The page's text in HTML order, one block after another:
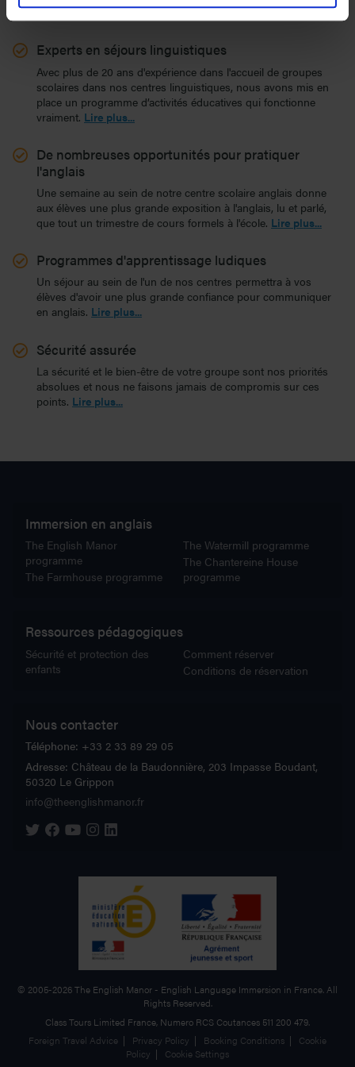
séjour.Lire plus...
Experts en séjours linguistiques
Avec plus de 20 ans d'expérience dans l'accueil de groupes
scolaires dans nos centres linguistiques, nous avons mis en
place un programme d’activités éducatives qui fonctionne
vraiment. Lire plus...
De nombreuses opportunités pour pratiquer
l'anglais
Une semaine au sein de notre centre scolaire anglais donne
aux élèves une plus grande exposition à l'anglais, lu et parlé,
que tout un trimestre de cours formels à l'école. Lire plus...
Programmes d'apprentissage ludiques
Un séjour au sein de l'un de nos centres permettra à vos
élèves d'avoir une plus grande confiance pour communiquer
en anglais. Lire plus...
Sécurité assurée
La sécurité et le bien-être de votre groupe sont nos priorités
absolues et nous ne faisons jamais de compromis sur ces
points. Lire plus...
Immersion en anglais
The English Manor
programme
The Farmhouse programme
The Watermill programme
The Chantereine House
programme
Ressources pédagogiques
Sécurité et protection des
enfants
Comment réserver
Conditions de réservation
Nous contacter
Téléphone: +33 2 33 89 29 05
Adresse: Château de la Baudonnière, 203 Impasse Boudant,
50320 Le Grippon
info@theenglishmanor.fr
The English Manor on Twitter
The English Manor on Facebook
The English Manor on YouTube
The English Manor on Instagram
The English Manor on Linkedin
© 2005-2026The English Manor - English Language Immersion in France. All
Rights Reserved.
Class Tours Limited France, Numero RCS Coutances 511 200 479.
Foreign Travel Advice | Privacy Policy | Booking Conditions |
Cookie
Policy | Cookie Settings